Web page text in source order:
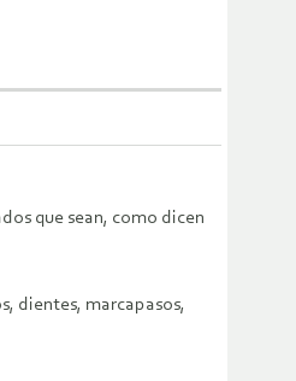
que sean, como dicen
dientes, marcapasos,